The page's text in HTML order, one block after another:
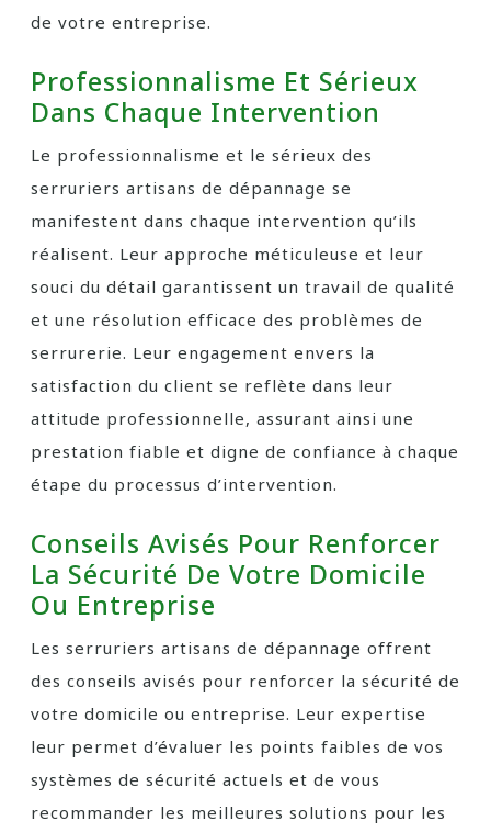
de votre entreprise.
Professionnalisme Et Sérieux
Dans Chaque Intervention
Le professionnalisme et le sérieux des
serruriers artisans de dépannage se
manifestent dans chaque intervention qu’ils
réalisent. Leur approche méticuleuse et leur
souci du détail garantissent un travail de qualité
et une résolution efficace des problèmes de
serrurerie. Leur engagement envers la
satisfaction du client se reflète dans leur
attitude professionnelle, assurant ainsi une
prestation fiable et digne de confiance à chaque
étape du processus d’intervention.
Conseils Avisés Pour Renforcer
La Sécurité De Votre Domicile
Ou Entreprise
Les serruriers artisans de dépannage offrent
des conseils avisés pour renforcer la sécurité de
votre domicile ou entreprise. Leur expertise
leur permet d’évaluer les points faibles de vos
systèmes de sécurité actuels et de vous
recommander les meilleures solutions pour les